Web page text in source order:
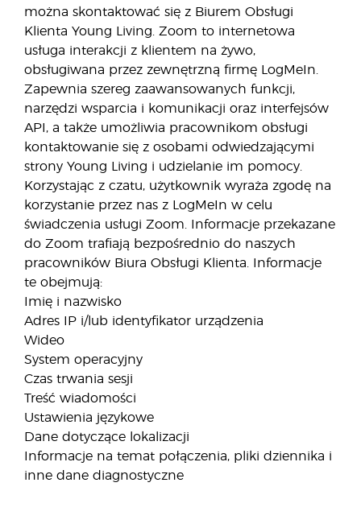
można skontaktować się z Biurem Obsługi
Klienta Young Living. Zoom to internetowa
usługa interakcji z klientem na żywo,
obsługiwana przez zewnętrzną firmę LogMeIn.
Zapewnia szereg zaawansowanych funkcji,
narzędzi wsparcia i komunikacji oraz interfejsów
API, a także umożliwia pracownikom obsługi
kontaktowanie się z osobami odwiedzającymi
strony Young Living i udzielanie im pomocy.
Korzystając z czatu, użytkownik wyraża zgodę na
korzystanie przez nas z LogMeIn w celu
świadczenia usługi Zoom. Informacje przekazane
do Zoom trafiają bezpośrednio do naszych
pracowników Biura Obsługi Klienta. Informacje
te obejmują:
Imię i nazwisko
Adres IP i/lub identyfikator urządzenia
Wideo
System operacyjny
Czas trwania sesji
Treść wiadomości
Ustawienia językowe
Dane dotyczące lokalizacji
Informacje na temat połączenia, pliki dziennika i
inne dane diagnostyczne